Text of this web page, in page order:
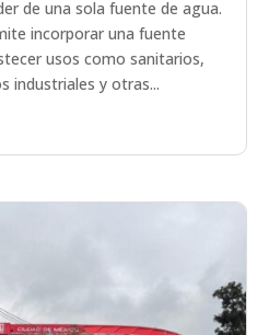
de una sola fuente de agua.
incorporar una fuente
usos como sanitarios,
industriales y otras...